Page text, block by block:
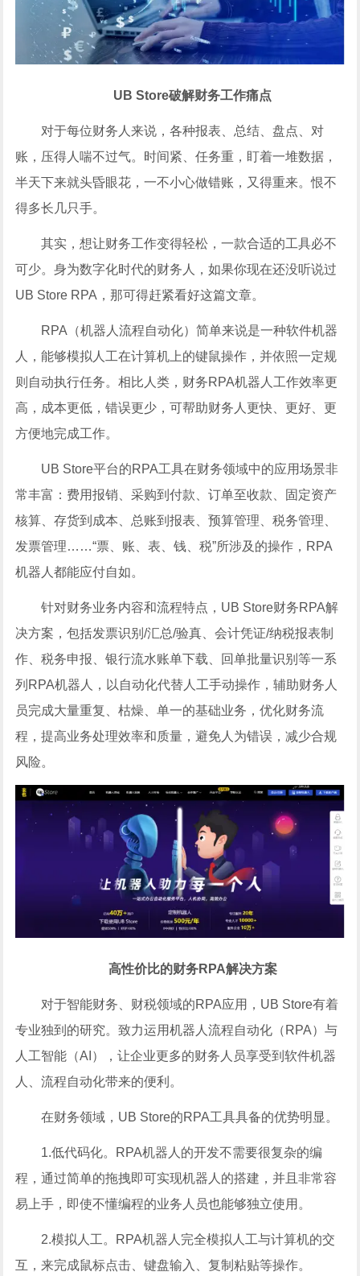
UB Store破解财务工作痛点
对于每位财务人来说，各种报表、总结、盘点、对
账，压得人喘不过气。时间紧、任务重，盯着一堆数据，
半天下来就头昏眼花，一不小心做错账，又得重来。恨不
得多长几只手。
其实，想让财务工作变得轻松，一款合适的工具必不
可少。身为数字化时代的财务人，如果你现在还没听说过
UB Store RPA，那可得赶紧看好这篇文章。
RPA（机器人流程自动化）简单来说是一种软件机器
人，能够模拟人工在计算机上的键鼠操作，并依照一定规
则自动执行任务。相比人类，财务RPA机器人工作效率更
高，成本更低，错误更少，可帮助财务人更快、更好、更
方便地完成工作。
UB Store平台的RPA工具在财务领域中的应用场景非
常丰富：费用报销、采购到付款、订单至收款、固定资产
核算、存货到成本、总账到报表、预算管理、税务管理、
发票管理……“票、账、表、钱、税”所涉及的操作，RPA
机器人都能应付自如。
针对财务业务内容和流程特点，UB Store财务RPA解
决方案，包括发票识别/汇总/验真、会计凭证/纳税报表制
作、税务申报、银行流水账单下载、回单批量识别等一系
列RPA机器人，以自动化代替人工手动操作，辅助财务人
员完成大量重复、枯燥、单一的基础业务，优化财务流
程，提高业务处理效率和质量，避免人为错误，减少合规
风险。
高性价比的财务RPA解决方案
对于智能财务、财税领域的RPA应用，UB Store有着
专业独到的研究。致力运用机器人流程自动化（RPA）与
人工智能（AI），让企业更多的财务人员享受到软件机器
人、流程自动化带来的便利。
在财务领域，UB Store的RPA工具具备的优势明显。
1.低代码化。RPA机器人的开发不需要很复杂的编
程，通过简单的拖拽即可实现机器人的搭建，并且非常容
易上手，即使不懂编程的业务人员也能够独立使用。
2.模拟人工。RPA机器人完全模拟人工与计算机的交
互，来完成鼠标点击、键盘输入、复制粘贴等操作。